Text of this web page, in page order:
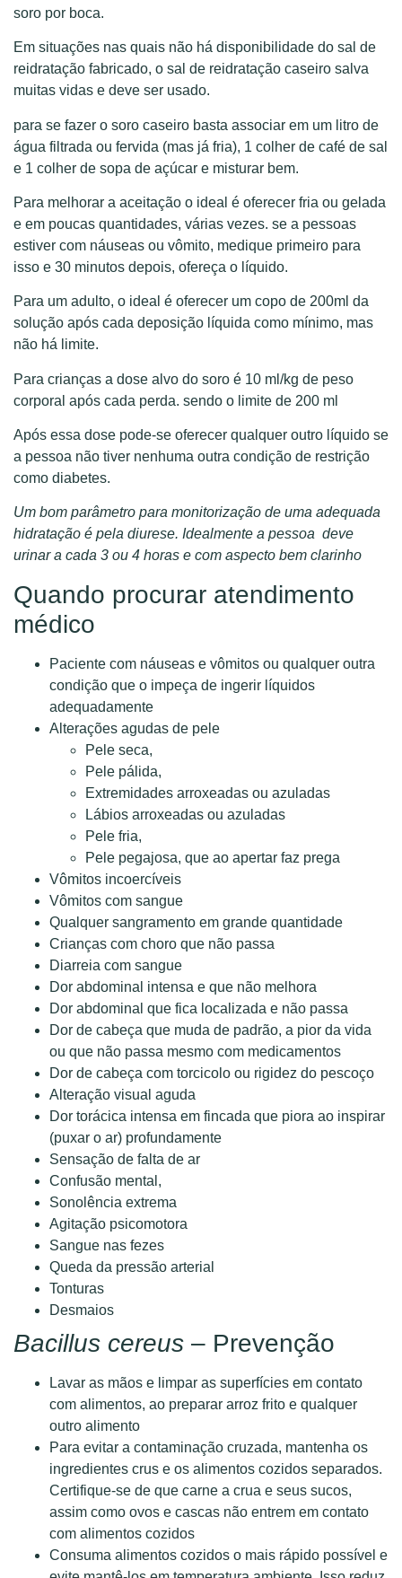
soro por boca.
Em situações nas quais não há disponibilidade do sal de
reidratação fabricado, o sal de reidratação caseiro salva
muitas vidas e deve ser usado.
para se fazer o soro caseiro basta associar em um litro de
água filtrada ou fervida (mas já fria), 1 colher de café de sal
e 1 colher de sopa de açúcar e misturar bem.
Para melhorar a aceitação o ideal é oferecer fria ou gelada
e em poucas quantidades, várias vezes. se a pessoas
estiver com náuseas ou vômito, medique primeiro para
isso e 30 minutos depois, ofereça o líquido.
Para um adulto, o ideal é oferecer um copo de 200ml da
solução após cada deposição líquida como mínimo, mas
não há limite.
Para crianças a dose alvo do soro é 10 ml/kg de peso
corporal após cada perda. sendo o limite de 200 ml
Após essa dose pode-se oferecer qualquer outro líquido se
a pessoa não tiver nenhuma outra condição de restrição
como diabetes.
Um bom parâmetro para monitorização de uma adequada
hidratação é pela diurese. Idealmente a pessoa deve
urinar a cada 3 ou 4 horas e com aspecto bem clarinho
Quando procurar atendimento
médico
Paciente com náuseas e vômitos ou qualquer outra
condição que o impeça de ingerir líquidos
adequadamente
Alterações agudas de pele
Pele seca,
Pele pálida,
Extremidades arroxeadas ou azuladas
Lábios arroxeadas ou azuladas
Pele fria,
Pele pegajosa, que ao apertar faz prega
Vômitos incoercíveis
Vômitos com sangue
Qualquer sangramento em grande quantidade
Crianças com choro que não passa
Diarreia com sangue
Dor abdominal intensa e que não melhora
Dor abdominal que fica localizada e não passa
Dor de cabeça que muda de padrão, a pior da vida
ou que não passa mesmo com medicamentos
Dor de cabeça com torcicolo ou rigidez do pescoço
Alteração visual aguda
Dor torácica intensa em fincada que piora ao inspirar
(puxar o ar) profundamente
Sensação de falta de ar
Confusão mental,
Sonolência extrema
Agitação psicomotora
Sangue nas fezes
Queda da pressão arterial
Tonturas
Desmaios
Bacillus cereus – Prevenção
Lavar as mãos e limpar as superfícies em contato
com alimentos, ao preparar arroz frito e qualquer
outro alimento
Para evitar a contaminação cruzada, mantenha os
ingredientes crus e os alimentos cozidos separados.
Certifique-se de que carne a crua e seus sucos,
assim como ovos e cascas não entrem em contato
com alimentos cozidos
Consuma alimentos cozidos o mais rápido possível e